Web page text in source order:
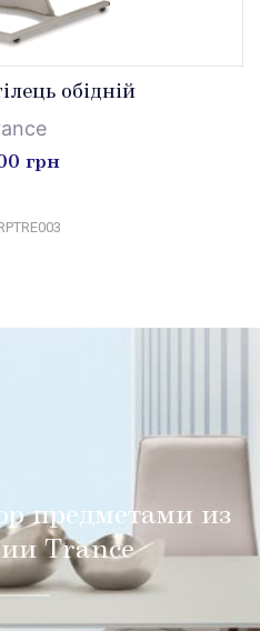
обідній
грн
предметами из
Trance